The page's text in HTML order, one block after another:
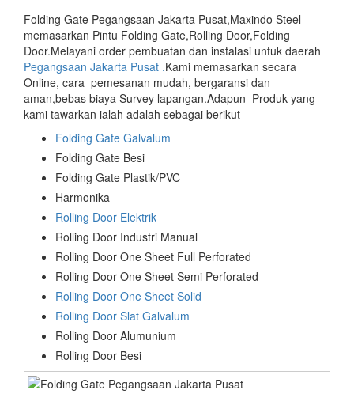
Folding Gate Pegangsaan Jakarta Pusat,Maxindo Steel
memasarkan Pintu Folding Gate,Rolling Door,Folding
Door.Melayani order pembuatan dan instalasi untuk daerah
Pegangsaan Jakarta Pusat .Kami memasarkan secara
Online, cara pemesanan mudah, bergaransi dan
aman,bebas biaya Survey lapangan.Adapun Produk yang
kami tawarkan ialah adalah sebagai berikut
Folding Gate Galvalum
Folding Gate Besi
Folding Gate Plastik/PVC
Harmonika
Rolling Door Elektrik
Rolling Door Industri Manual
Rolling Door One Sheet Full Perforated
Rolling Door One Sheet Semi Perforated
Rolling Door One Sheet Solid
Rolling Door Slat Galvalum
Rolling Door Alumunium
Rolling Door Besi